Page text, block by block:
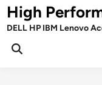
Skip
toHigh
DELL HP IBM Lenovo
Open